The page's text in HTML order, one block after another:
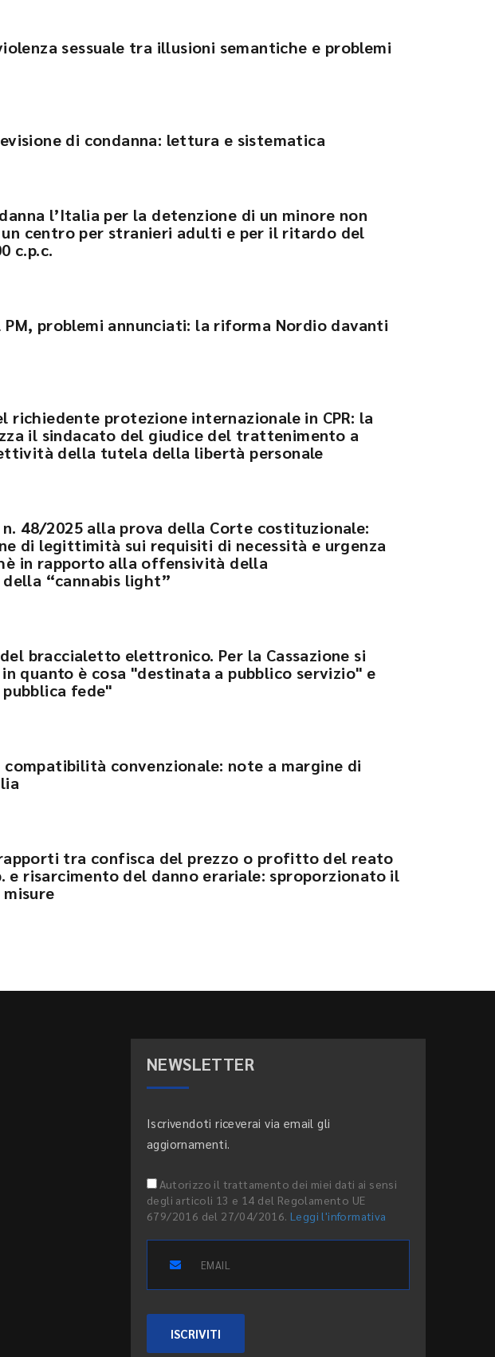
sessuale tra illusioni semantiche e problemi
di condanna: lettura e sistematica
l’Italia per la detenzione di un minore non
un centro per stranieri adulti e per il ritardo del
c.p.c.
problemi annunciati: la riforma Nordio davanti
richiedente protezione internazionale in CPR: la
il sindacato del giudice del trattenimento a
della tutela della libertà personale
48/2025 alla prova della Corte costituzionale:
di legittimità sui requisiti di necessità e urgenza
in rapporto alla offensività della
“cannabis light”
braccialetto elettronico. Per la Cassazione si
quanto è cosa "destinata a pubblico servizio" e
fede"
compatibilità convenzionale: note a margine di
rapporti tra confisca del prezzo o profitto del reato
e risarcimento del danno erariale: sproporzionato il
NEWSLETTER
Iscrivendoti riceverai via email gli
aggiornamenti.
Autorizzo il trattamento dei miei dati ai sensi
degli articoli 13 e 14 del Regolamento UE
679/2016 del 27/04/2016. Leggi l'informativa
ISCRIVITI